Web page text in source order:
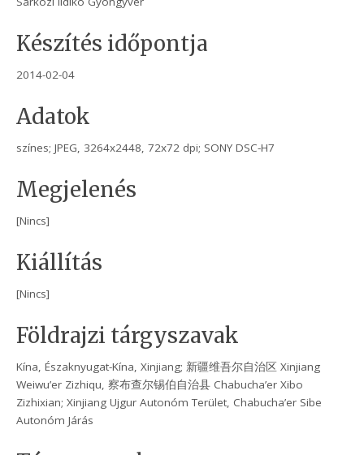
Készítés időpontja
2014-02-04
Adatok
színes; JPEG, 3264x2448, 72x72 dpi; SONY DSC-H7
Megjelenés
[Nincs]
Kiállítás
[Nincs]
Földrajzi tárgyszavak
Kína, Északnyugat-Kína, Xinjiang; 新疆维吾尔自治区 Xinjiang
Weiwu’er Zizhiqu, 察布查尔锡伯自治县 Chabucha’er Xibo
Zizhixian; Xinjiang Ujgur Autonóm Terület, Chabucha’er Sibe
Autonóm Járás